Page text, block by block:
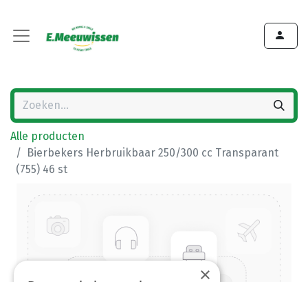
Alle producten
Bierbekers Herbruikbaar 250/300 cc Transparant
(755) 46 st
×